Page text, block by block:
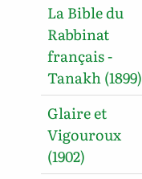
La Bible du
Rabbinat
français -
Tanakh (1899)
Glaire et
Vigouroux
(1902)